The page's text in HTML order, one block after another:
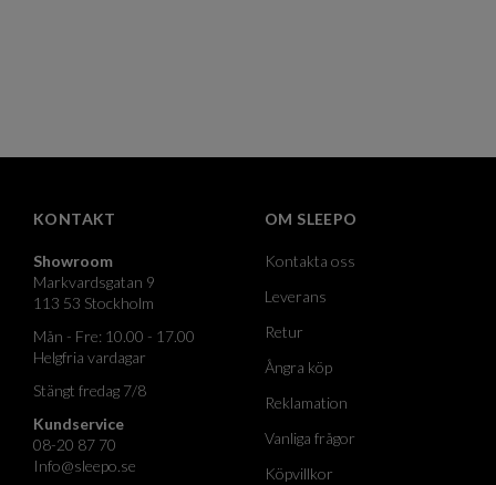
KONTAKT
Showroom
Markvardsgatan 9
113 53 Stockholm
Mån - Fre: 10.00 - 17.00
Helgfria vardagar
Stängt fredag 7/8
Kundservice
08-20 87 70
Info@sleepo.se
OM SLEEPO
Kontakta oss
Leverans
Retur
Ångra köp
Reklamation
Vanliga frågor
Köpvillkor